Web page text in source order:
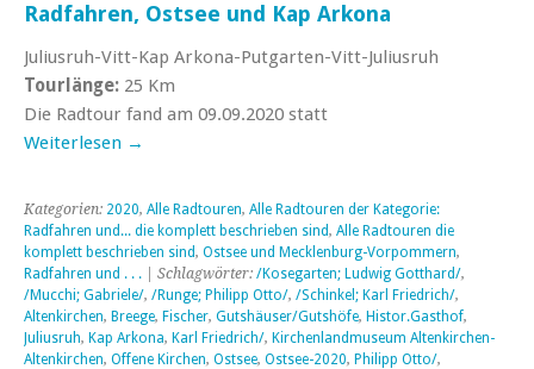
Radfahren, Ostsee und Kap Arkona
Juliusruh-Vitt-Kap Arkona-Putgarten-Vitt-Juliusruh
Tourlänge: 25 Km
Die Radtour fand am 09.09.2020 statt
Weiterlesen →
Kategorien: 2020, Alle Radtouren, Alle Radtouren der Kategorie:
Radfahren und... die komplett beschrieben sind, Alle Radtouren die
komplett beschrieben sind, Ostsee und Mecklenburg-Vorpommern,
Radfahren und . . . | Schlagwörter: /Kosegarten; Ludwig Gotthard/,
/Mucchi; Gabriele/, /Runge; Philipp Otto/, /Schinkel; Karl Friedrich/,
Altenkirchen, Breege, Fischer, Gutshäuser/Gutshöfe, Histor.Gasthof,
Juliusruh, Kap Arkona, Karl Friedrich/, Kirchenlandmuseum Altenkirchen-
Altenkirchen, Offene Kirchen, Ostsee, Ostsee-2020, Philipp Otto/,